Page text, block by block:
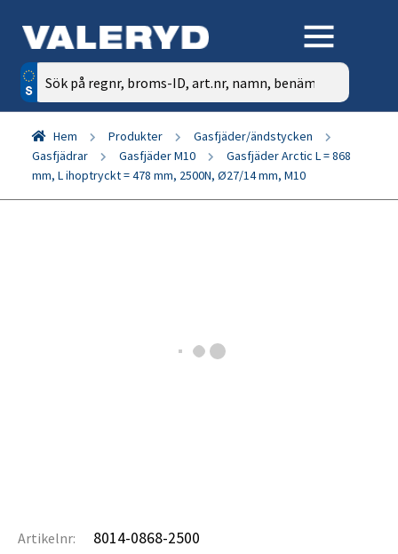
Sök
efter:
Hem Produkter
Gasfjäder/ändstycken
Gasfjädrar
Gasfjäder M10
Gasfjäder Arctic L = 868
mm, L ihoptryckt = 478 mm, 2500N, Ø27/14 mm, M10
Artikelnr: 8014-0868-2500